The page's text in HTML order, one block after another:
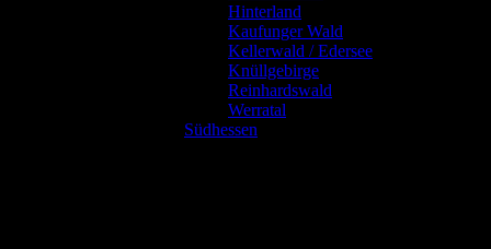
Hinterland
Kaufunger Wald
Kellerwald / Edersee
Knüllgebirge
Reinhardswald
Werratal
Südhessen